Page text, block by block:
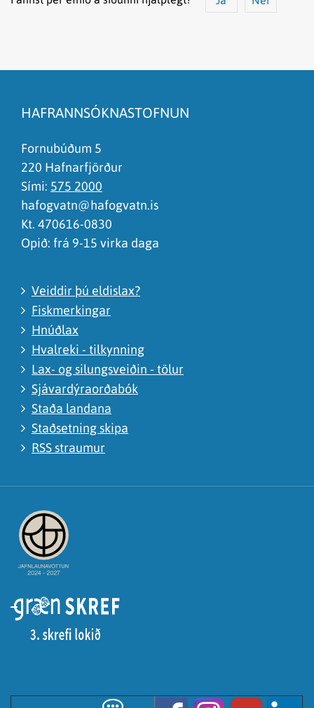
Það er of mikið efni á síðunni
Ég skil ekki efnið, finnst það of flókið
HAFRANNSÓKNASTOFNUN
Fornubúðum 5
220 Hafnarfjörður
Sími: 575 2000
hafogvatn@hafogvatn.is
Kt. 470616-0830
Opið: frá 9-15 virka daga
Veiddir þú eldislax?
Fiskmerkingar
Hnúðlax
Hvalreki - tilkynning
Lax- og silungsveiðin - tölur
Sjávardýraorðabók
Staða landana
Staðsetning skipa
RSS straumur